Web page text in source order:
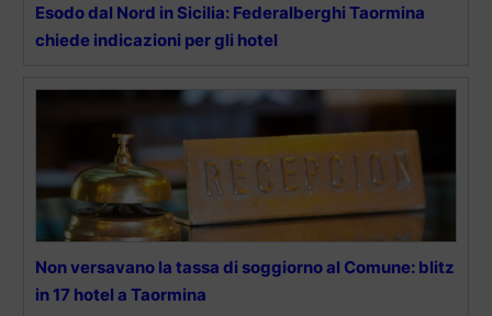
Esodo dal Nord in Sicilia: Federalberghi Taormina
chiede indicazioni per gli hotel
Non versavano la tassa di soggiorno al Comune: blitz
in 17 hotel a Taormina